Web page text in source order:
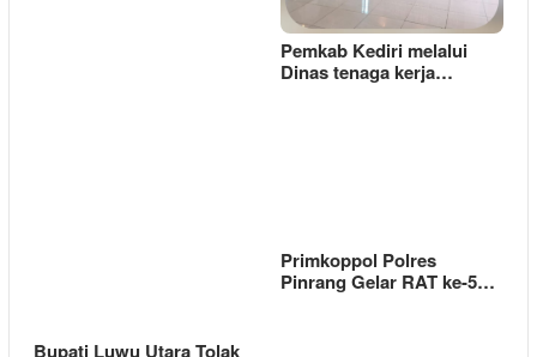
Pemkab Kediri melalui
Dinas tenaga kerja…
Bupati Luwu Utara Tolak
Primkoppol Polres
Pinrang Gelar RAT ke-5…